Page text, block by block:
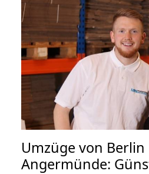
Umzüge von Berlin
Angermünde: